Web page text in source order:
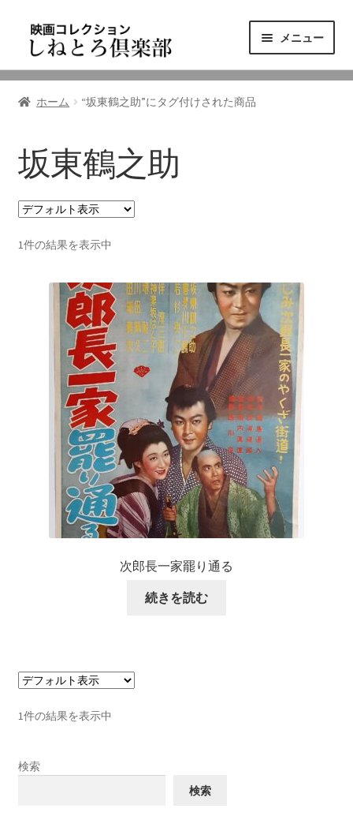
ゲ
シ
ン
へ
キ
プ
テ
ツ
ス
キ
プ
メニュー
ニュース
東三河の映画館
しねとろ倶楽部について
リンクの旅
ホーム “坂東鶴之助”にタグ付けされた商品
坂東鶴之助
1件の結果を表示中
次郎長一家罷り通る
続きを読む
1件の結果を表示中
検索
検索